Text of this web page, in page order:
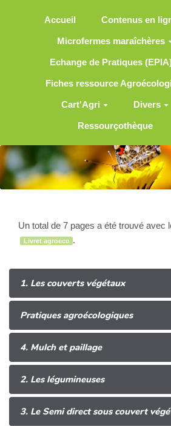
Accueil Contenus en
Microfermes maraîchères
Echange de Pratiques
Fiches ressource
Cart'Agri Divers
Ressourçothèque
Un total de 7 pages a été trouvé avec
Livret agroeco .
1. Les couverts végétaux
Pratiques agroécologiques
4. Mulch et paillage
2. Les légumineuses
3. Le Semi direct sous couvert